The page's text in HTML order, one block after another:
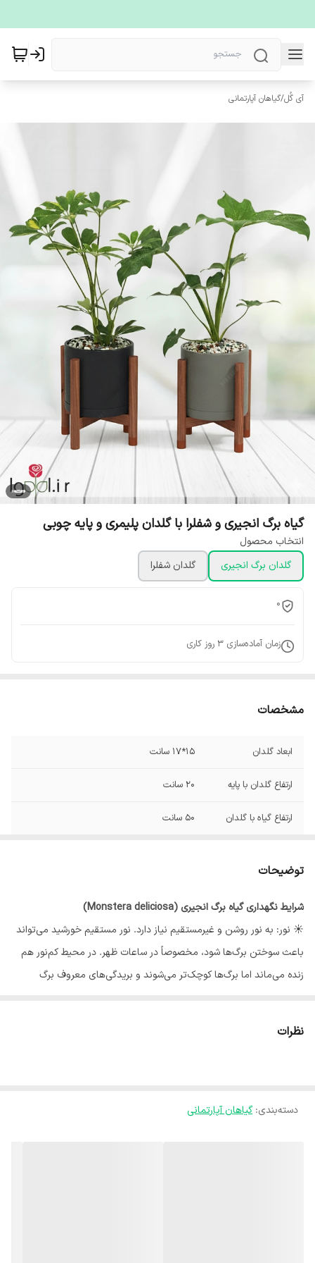
آی گُل/گیاهان آپارتمانی
گیاه برگ انجیری و شفلرا با گلدان پلیمری و پایه چوبی
انتخاب محصول
گلدان برگ انجیری
گلدان شفلرا
0
زمان آماده‌سازی 3 روز کاری
مشخصات
ابعاد گلدان 15*17 سانت
ارتفاع گلدان با پایه 20 سانت
ارتفاع گیاه با گلدان 50 سانت
توضیحات
شرایط نگهداری گیاه برگ انجیری (Monstera deliciosa)
☀️ نور: به نور روشن و غیرمستقیم نیاز دارد. نور مستقیم خورشید می‌تواند
باعث سوختن برگ‌ها شود، مخصوصاً در ساعات ظهر. در محیط کم‌نور هم
زنده می‌ماند اما برگ‌ها کوچک‌تر می‌شوند و بریدگی‌های معروف برگ
گیاه به رطوبت یکنواخت خاک علاقه دارد، اما خاک خیس و باتلاقی باعث
را کند می‌کند. به سرمای ناگهانی حساس است.
نظرات
دسته‌بندی:گیاهان آپارتمانی